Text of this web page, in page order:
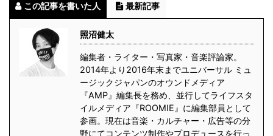
この記事を書いた人 最新記事
照沼健太
編集者・ライター・写真家・音楽評論家。
2014年より2016年末までユニバーサル ミュ
ージックジャパンのオウンドメディア
『AMP』編集長を務め、並行してライフスタ
イルメディア『ROOMIE』に編集部員として
参画。現在は音楽・カルチャー・広告等の分
野にてコンテンツ制作やプロデュースを行っ